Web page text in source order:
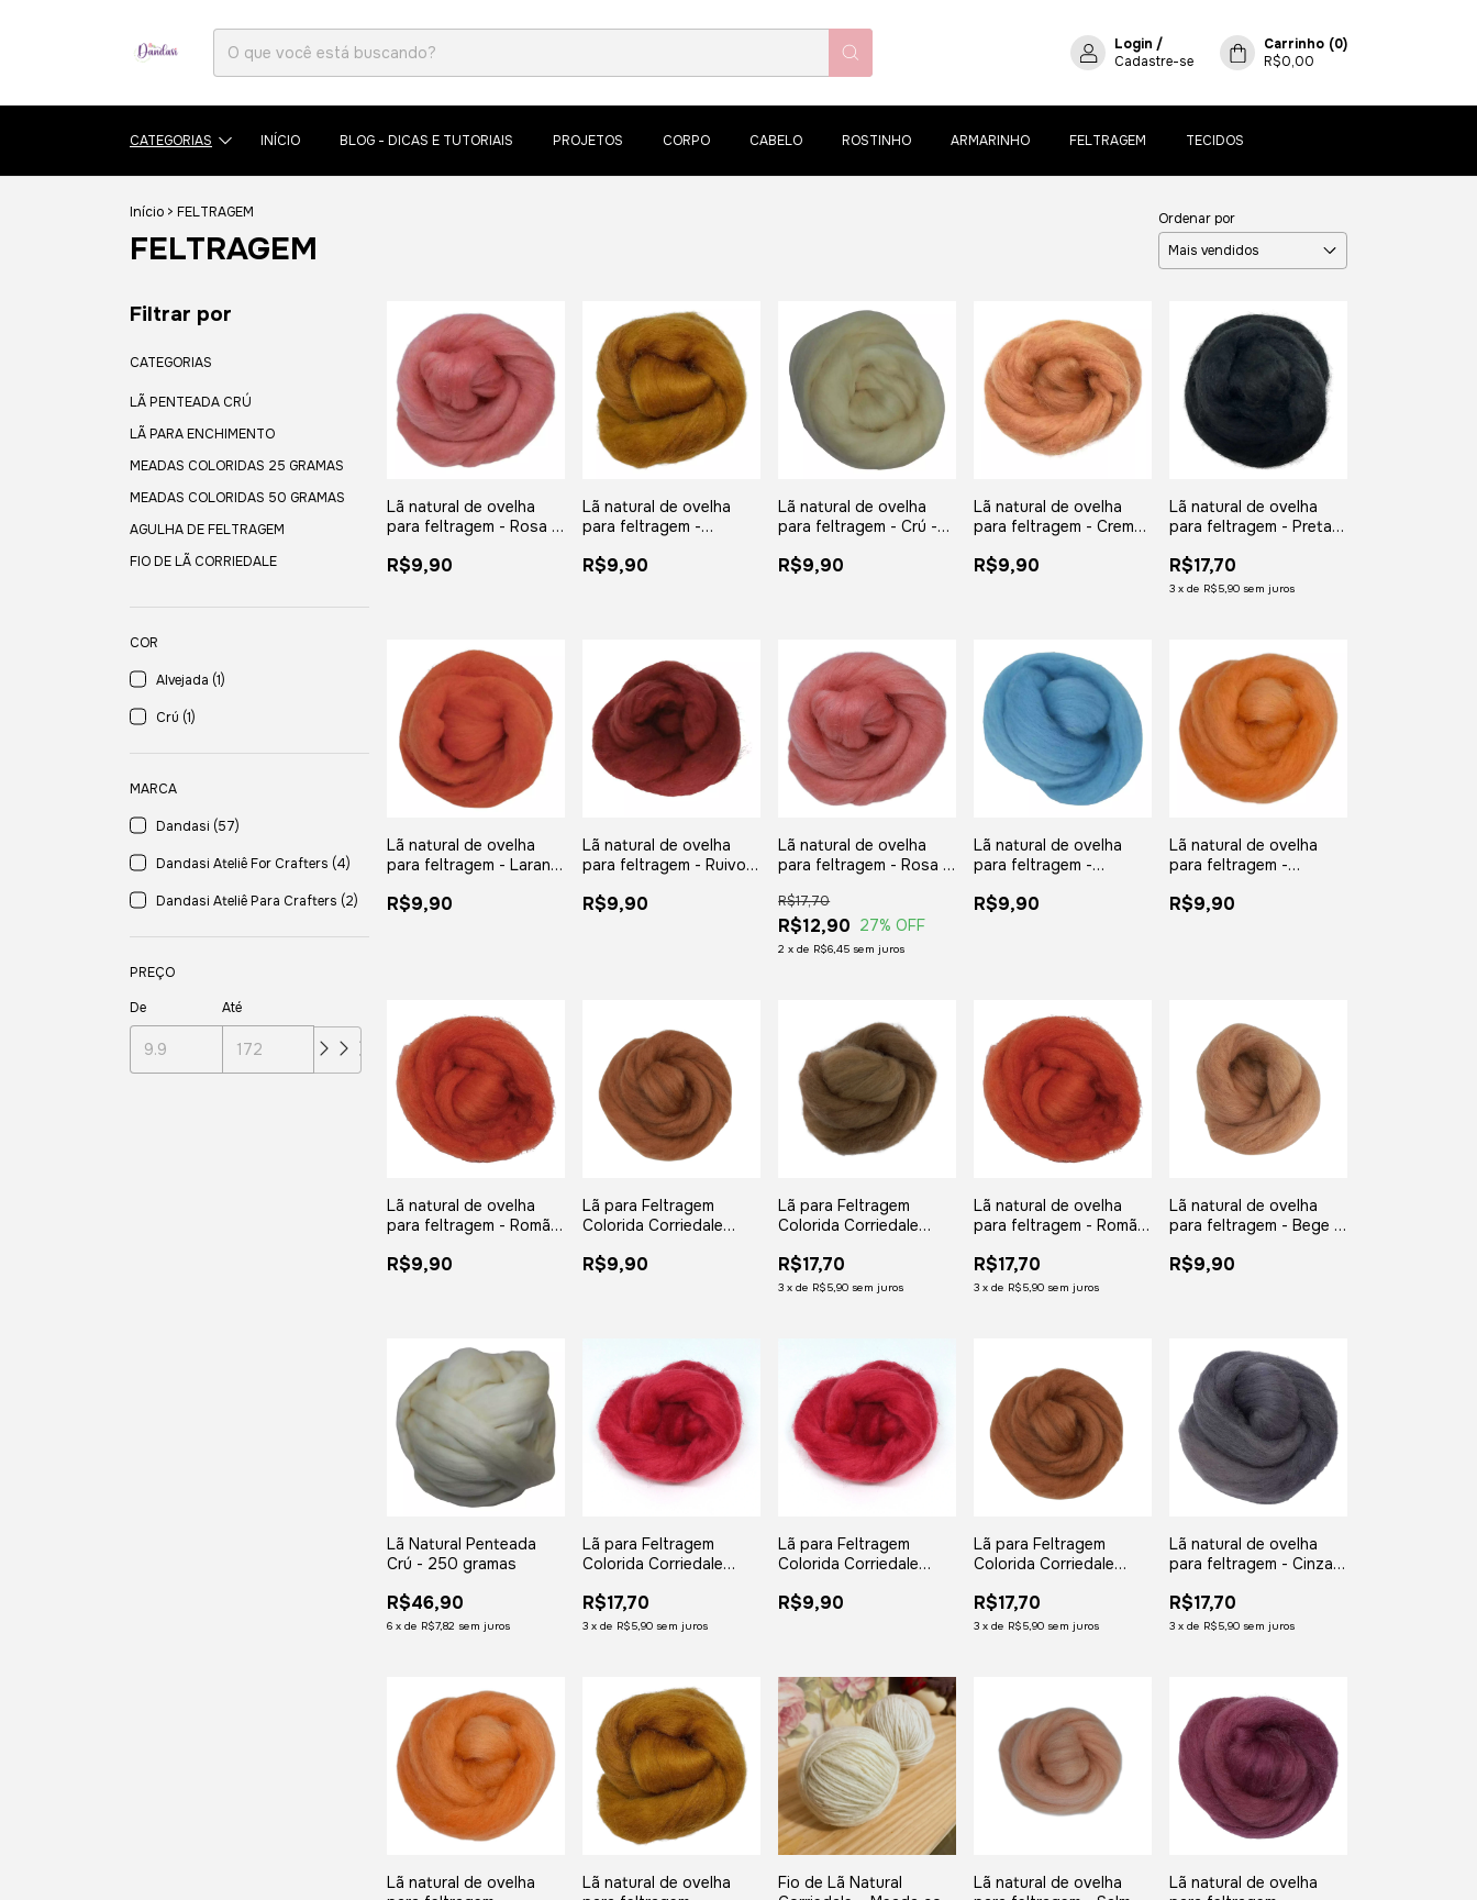
Login /
Cadastre-se
Carrinho (0)
R$0,00
CATEGORIAS INÍCIO BLOG - DICAS E TUTORIAIS PROJETOS CORPO CABELO ROSTINHO ARMARINHO FELTRAGEM TECIDOS
Início > FELTRAGEM
FELTRAGEM
Ordenar por
Filtrar por
CATEGORIAS
LÃ PENTEADA CRÚ
LÃ PARA ENCHIMENTO
MEADAS COLORIDAS 25 GRAMAS
MEADAS COLORIDAS 50 GRAMAS
AGULHA DE FELTRAGEM
FIO DE LÃ CORRIEDALE
COR
Alvejada (1)
Crú (1)
MARCA
Dandasi (57)
Dandasi Ateliê For Crafters (4)
Dandasi Ateliê Para Crafters (2)
PREÇO
De
Até
Lã natural de ovelha
para feltragem - Rosa -
R$9,90
Lã natural de ovelha
para feltragem -
com 25 gramas
R$9,90
Lã natural de ovelha
para feltragem - Crú -
R$9,90
Lã natural de ovelha
para feltragem - Creme
R$9,90
Lã natural de ovelha
para feltragem - Preta -
R$17,70
3 xde R$5,90 sem juros
Lã natural de ovelha
para feltragem - Laranja
R$9,90
Lã natural de ovelha
para feltragem - Ruivo
25 gramas
R$9,90
Lã natural de ovelha
para feltragem - Rosa -
R$12,90
R$17,70
27% OFF
2 xde R$6,45 sem juros
Lã natural de ovelha
para feltragem -
meada com 25 gramas
R$9,90
Lã natural de ovelha
para feltragem -
25 gramas
R$9,90
Lã natural de ovelha
para feltragem - Romã -
R$9,90
Lã para Feltragem
Colorida Corriedale
R$9,90
Lã para Feltragem
Colorida Corriedale
gramas
R$17,70
3 xde R$5,90 sem juros
Lã natural de ovelha
para feltragem - Romã -
R$17,70
3 xde R$5,90 sem juros
Lã natural de ovelha
para feltragem - Bege -
R$9,90
Lã Natural Penteada
Crú - 250 gramas
R$46,90
6 xde R$7,82 sem juros
Lã para Feltragem
Colorida Corriedale
gramas
R$17,70
3 xde R$5,90 sem juros
Lã para Feltragem
Colorida Corriedale
gramas
R$9,90
Lã para Feltragem
Colorida Corriedale
R$17,70
3 xde R$5,90 sem juros
Lã natural de ovelha
para feltragem - Cinza -
R$17,70
3 xde R$5,90 sem juros
Lã natural de ovelha
Lã natural de ovelha
Fio de Lã Natural
Lã natural de ovelha
Lã natural de ovelha